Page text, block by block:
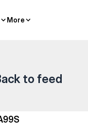
More
More для
to feed